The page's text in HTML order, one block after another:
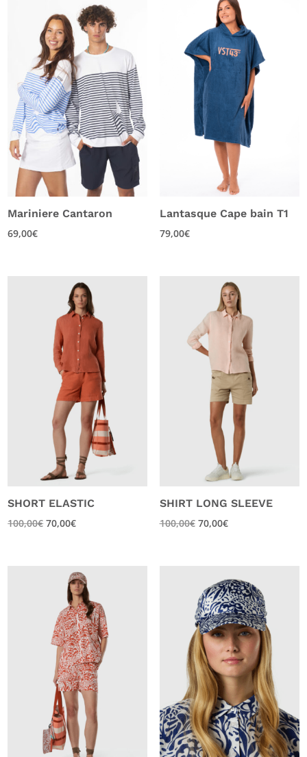
Mariniere Cantaron
69,00€
Lantasque Cape bain T1
79,00€
SHORT ELASTIC
100,00€ 70,00€
SHIRT LONG SLEEVE
100,00€ 70,00€